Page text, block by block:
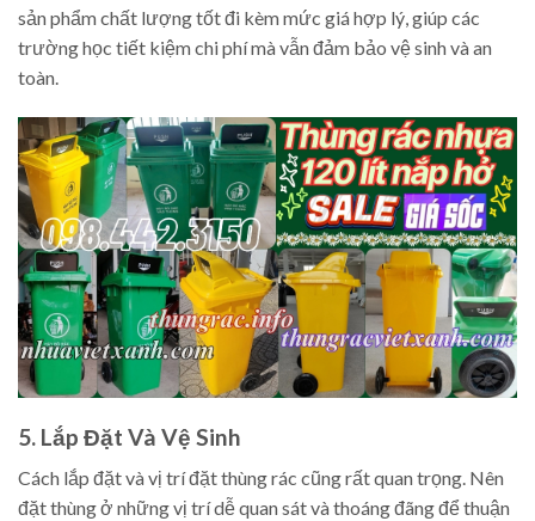
sản phẩm chất lượng tốt đi kèm mức giá hợp lý, giúp các
trường học tiết kiệm chi phí mà vẫn đảm bảo vệ sinh và an
toàn.
5. Lắp Đặt Và Vệ Sinh
Cách lắp đặt và vị trí đặt thùng rác cũng rất quan trọng. Nên
đặt thùng ở những vị trí dễ quan sát và thoáng đãng để thuận